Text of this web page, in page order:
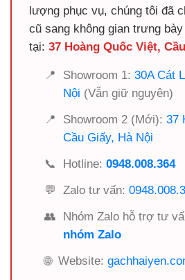
lượng phục vụ, chúng tôi đã
cũ sang không gian trưng
tại: 37 Hoàng Quốc Việt,
📍 Showroom 1: 30A Cát
Nội (Vẫn giữ nguyên)
📍
Showroom 2 (Mới): 37
Cầu Giấy, Hà Nội
📞
Hotline: 0948.008.364
💬
Zalo tư vấn:
👥
Nhóm Zalo hỗ trợ tư
nhóm Zalo
🌐 Website: